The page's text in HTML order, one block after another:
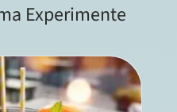
Experimente